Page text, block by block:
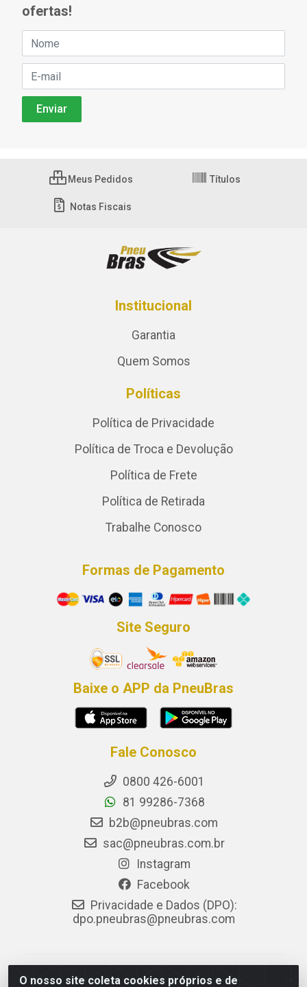
O nosso site coleta cookies próprios e de
ofertas!
Meus Pedidos Títulos
Notas Fiscais
Institucional
Garantia
Quem Somos
Políticas
Política de Privacidade
Política de Troca e Devolução
Política de Frete
Política de Retirada
Trabalhe Conosco
Formas de Pagamento
Site Seguro
Baixe o APP da PneuBras
Fale Conosco
0800 426-6001
81 99286-7368
b2b@pneubras.com
sac@pneubras.com.br
Instagram
Facebook
Privacidade e Dados (DPO):
dpo.pneubras@pneubras.com
PneuBras - Rodovia BR-101, KM 82 - Prazeres,